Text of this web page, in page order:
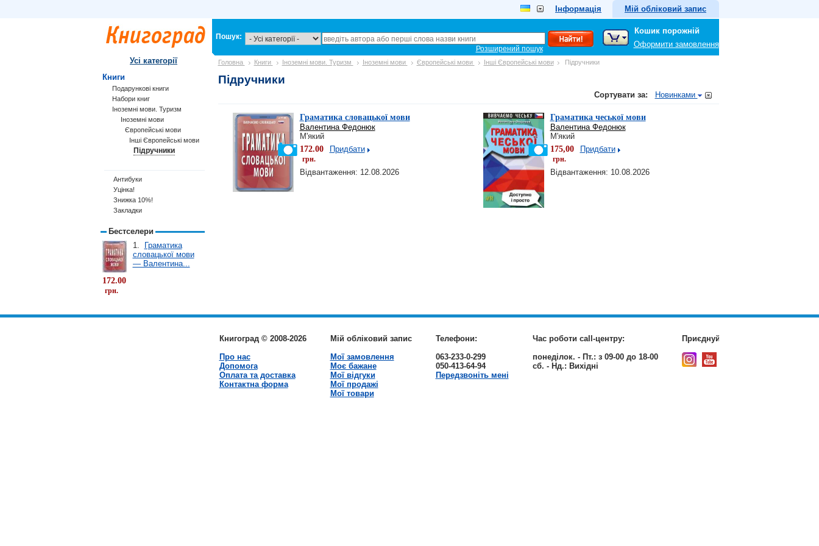
Інформація Мій обліковий запис
Пошук:
Розширений пошук
Кошик порожній
Оформити замовлення
Головна Книги Іноземні мови. Туризм Іноземні мови Європейські мови Інші Європейські мови Підручники
Підручники
Сортувати за: Новинками
Граматика словацької мови
Валентина Федонюк
М'який
172.00
грн.
Придбати
Відвантаження: 12.08.2026
Граматика чеської мови
Валентина Федонюк
М'який
175,00
грн.
Придбати
Відвантаження: 10.08.2026
Усі категорії
Книги
Подарункові книги
Набори книг
Іноземні мови. Туризм
Іноземні мови
Європейські мови
Інші Європейські мови
Підручники
Антибуки
Уцінка!
Знижка 10%!
Закладки
Бестселери
1.
Граматика
словацької мови
— Валентина...
172.00
грн.
Книгоград © 2008-2026
Про нас
Допомога
Оплата та доставка
Контактна форма
Мій обліковий запис
Мої замовлення
Моє бажане
Мої відгуки
Мої продажі
Мої товари
Телефони:
063-233-0-299
050-413-64-94
Передзвоніть мені
Час роботи call-центру:
понеділок. - Пт.: з 09-00 до 18-00
сб. - Нд.: Вихідні
Приєднуйтесь до нас: